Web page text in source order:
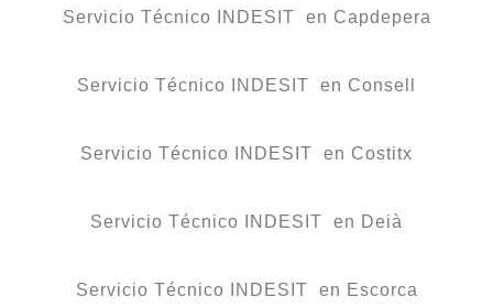
Servicio Técnico INDESIT en Capdepera
Servicio Técnico INDESIT en Consell
Servicio Técnico INDESIT en Costitx
Servicio Técnico INDESIT en Deià
Servicio Técnico INDESIT en Escorca